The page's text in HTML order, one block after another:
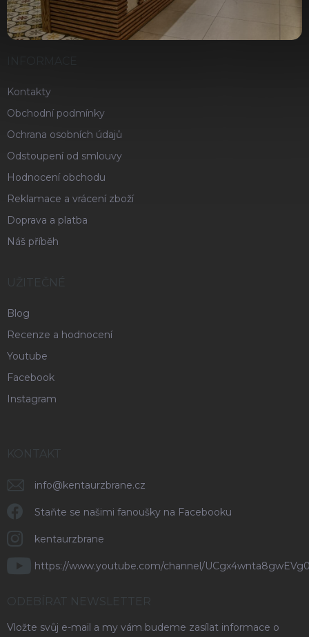
Kontakty
Obchodní podmínky
Ochrana osobních údajů
Odstoupení od smlouvy
Hodnocení obchodu
Reklamace a vrácení zboží
Doprava a platba
Náš příběh
UŽITEČNÉ
Blog
Recenze a hodnocení
Youtube
Facebook
Instagram
KONTAKT
info@kentaurzbrane.cz
Staňte se našimi fanoušky na Facebooku
kentaurzbrane
https://www.youtube.com/channel/
ODEBÍRAT NEWSLETTER
Vložte svůj e-mail a my vám budeme zasílat informace o